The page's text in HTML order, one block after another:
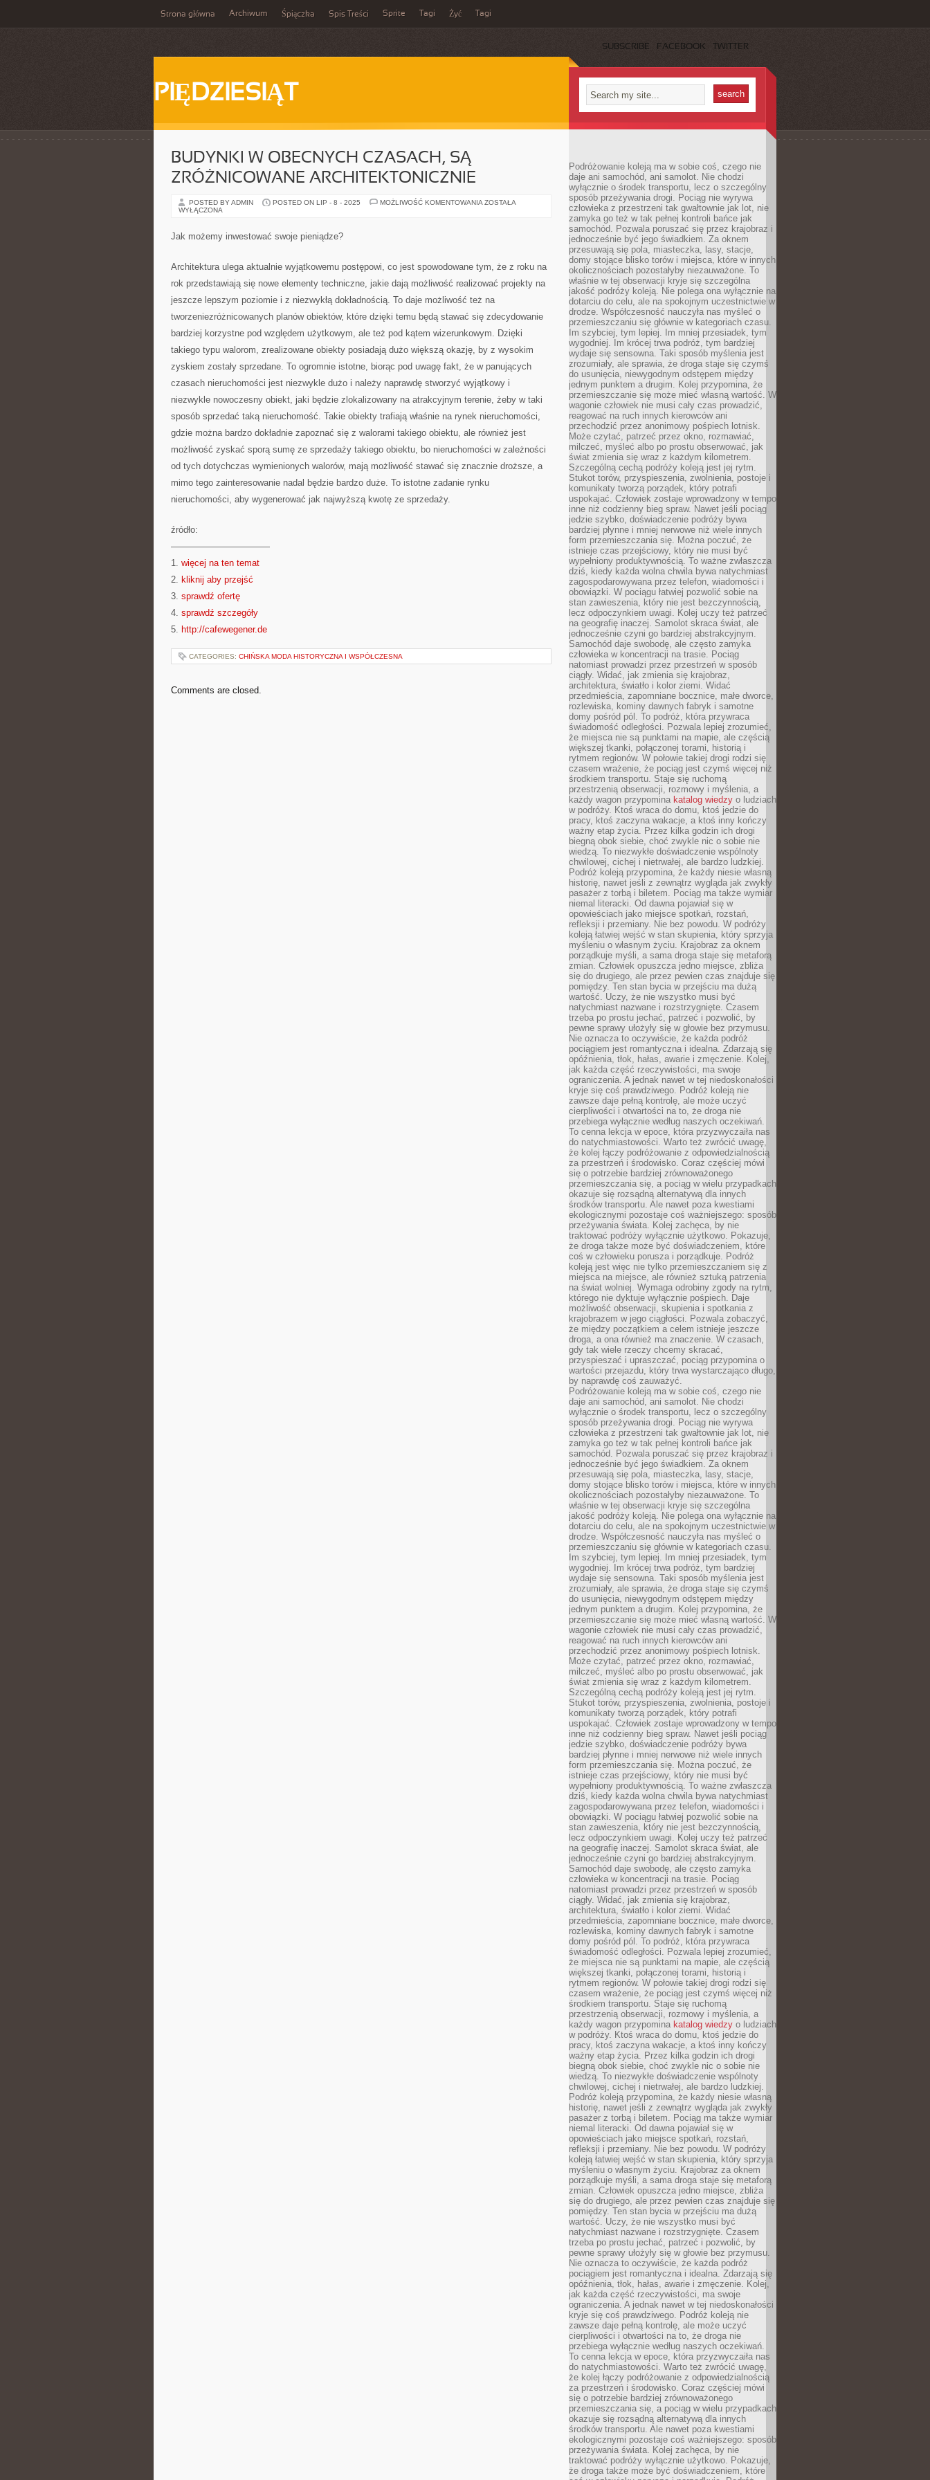
Strona główna Archiwum Śpiączka Spis Treści Sprite Tagi Żyć Tagi
SUBSCRIBE FACEBOOK TWITTER
PIĘDZIESIĄT
BUDYNKI W OBECNYCH CZASACH, SĄ
ZRÓŻNICOWANE ARCHITEKTONICZNIE
POSTED BY ADMIN POSTED ON LIP - 8 - 2025 MOŻLIWOŚĆ KOMENTOWANIA BUDYNKI
ZOSTAŁA
WYŁĄCZONA
Jak możemy inwestować swoje pieniądze?
Architektura ulega aktualnie wyjątkowemu postępowi, co jest spowodowane tym, że z roku na
rok przedstawiają się nowe elementy techniczne, jakie dają możliwość realizować projekty na
jeszcze lepszym poziomie i z niezwykłą dokładnością. To daje możliwość też na
tworzeniezróżnicowanych planów obiektów, które dzięki temu będą stawać się zdecydowanie
bardziej korzystne pod względem użytkowym, ale też pod kątem wizerunkowym. Dzięki
takiego typu walorom, zrealizowane obiekty posiadają dużo większą okazję, by z wysokim
zyskiem zostały sprzedane. To ogromnie istotne, biorąc pod uwagę fakt, że w panujących
czasach nieruchomości jest niezwykle dużo i należy naprawdę stworzyć wyjątkowy i
niezwykle nowoczesny obiekt, jaki będzie zlokalizowany na atrakcyjnym terenie, żeby w taki
sposób sprzedać taką nieruchomość. Takie obiekty trafiają właśnie na rynek nieruchomości,
gdzie można bardzo dokładnie zapoznać się z walorami takiego obiektu, ale również jest
możliwość zyskać sporą sumę ze sprzedaży takiego obiektu, bo nieruchomości w zależności
od tych dotychczas wymienionych walorów, mają możliwość stawać się znacznie droższe, a
mimo tego zainteresowanie nadal będzie bardzo duże. To istotne zadanie rynku
nieruchomości, aby wygenerować jak najwyższą kwotę ze sprzedaży.
źródło:
———————————
1. więcej na ten temat
2. kliknij aby przejść
3. sprawdź ofertę
4. sprawdź szczegóły
5. http://cafewegener.de
CATEGORIES: CHIŃSKA MODA HISTORYCZNA I WSPÓŁCZESNA
Comments are closed.
Podróżowanie koleją ma w sobie coś, czego nie
daje ani samochód, ani samolot. Nie chodzi
wyłącznie o środek transportu, lecz o szczególny
sposób przeżywania drogi. Pociąg nie wyrywa
człowieka z przestrzeni tak gwałtownie jak lot, nie
zamyka go też w tak pełnej kontroli bańce jak
samochód. Pozwala poruszać się przez krajobraz i
jednocześnie być jego świadkiem. Za oknem
przesuwają się pola, miasteczka, lasy, stacje,
domy stojące blisko torów i miejsca, które w innych
okolicznościach pozostałyby niezauważone. To
właśnie w tej obserwacji kryje się szczególna
jakość podróży koleją. Nie polega ona wyłącznie na
dotarciu do celu, ale na spokojnym uczestnictwie w
drodze. Współczesność nauczyła nas myśleć o
przemieszczaniu się głównie w kategoriach czasu.
Im szybciej, tym lepiej. Im mniej przesiadek, tym
wygodniej. Im krócej trwa podróż, tym bardziej
wydaje się sensowna. Taki sposób myślenia jest
zrozumiały, ale sprawia, że droga staje się czymś
do usunięcia, niewygodnym odstępem między
jednym punktem a drugim. Kolej przypomina, że
przemieszczanie się może mieć własną wartość. W
wagonie człowiek nie musi cały czas prowadzić,
reagować na ruch innych kierowców ani
przechodzić przez anonimowy pośpiech lotnisk.
Może czytać, patrzeć przez okno, rozmawiać,
milczeć, myśleć albo po prostu obserwować, jak
świat zmienia się wraz z każdym kilometrem.
Szczególną cechą podróży koleją jest jej rytm.
Stukot torów, przyspieszenia, zwolnienia, postoje i
komunikaty tworzą porządek, który potrafi
uspokajać. Człowiek zostaje wprowadzony w tempo
inne niż codzienny bieg spraw. Nawet jeśli pociąg
jedzie szybko, doświadczenie podróży bywa
bardziej płynne i mniej nerwowe niż wiele innych
form przemieszczania się. Można poczuć, że
istnieje czas przejściowy, który nie musi być
wypełniony produktywnością. To ważne zwłaszcza
dziś, kiedy każda wolna chwila bywa natychmiast
zagospodarowywana przez telefon, wiadomości i
obowiązki. W pociągu łatwiej pozwolić sobie na
stan zawieszenia, który nie jest bezczynnością,
lecz odpoczynkiem uwagi. Kolej uczy też patrzeć
na geografię inaczej. Samolot skraca świat, ale
jednocześnie czyni go bardziej abstrakcyjnym.
Samochód daje swobodę, ale często zamyka
człowieka w koncentracji na trasie. Pociąg
natomiast prowadzi przez przestrzeń w sposób
ciągły. Widać, jak zmienia się krajobraz,
architektura, światło i kolor ziemi. Widać
przedmieścia, zapomniane bocznice, małe dworce,
rozlewiska, kominy dawnych fabryk i samotne
domy pośród pól. To podróż, która przywraca
świadomość odległości. Pozwala lepiej zrozumieć,
że miejsca nie są punktami na mapie, ale częścią
większej tkanki, połączonej torami, historią i
rytmem regionów. W połowie takiej drogi rodzi się
czasem wrażenie, że pociąg jest czymś więcej niż
środkiem transportu. Staje się ruchomą
przestrzenią obserwacji, rozmowy i myślenia, a
każdy wagon przypomina katalog wiedzy o ludziach
w podróży. Ktoś wraca do domu, ktoś jedzie do
pracy, ktoś zaczyna wakacje, a ktoś inny kończy
ważny etap życia. Przez kilka godzin ich drogi
biegną obok siebie, choć zwykle nic o sobie nie
wiedzą. To niezwykłe doświadczenie wspólnoty
chwilowej, cichej i nietrwałej, ale bardzo ludzkiej.
Podróż koleją przypomina, że każdy niesie własną
historię, nawet jeśli z zewnątrz wygląda jak zwykły
pasażer z torbą i biletem. Pociąg ma także wymiar
niemal literacki. Od dawna pojawiał się w
opowieściach jako miejsce spotkań, rozstań,
refleksji i przemiany. Nie bez powodu. W podróży
koleją łatwiej wejść w stan skupienia, który sprzyja
myśleniu o własnym życiu. Krajobraz za oknem
porządkuje myśli, a sama droga staje się metaforą
zmian. Człowiek opuszcza jedno miejsce, zbliża
się do drugiego, ale przez pewien czas znajduje się
pomiędzy. Ten stan bycia w przejściu ma dużą
wartość. Uczy, że nie wszystko musi być
natychmiast nazwane i rozstrzygnięte. Czasem
trzeba po prostu jechać, patrzeć i pozwolić, by
pewne sprawy ułożyły się w głowie bez przymusu.
Nie oznacza to oczywiście, że każda podróż
pociągiem jest romantyczna i idealna. Zdarzają się
opóźnienia, tłok, hałas, awarie i zmęczenie. Kolej,
jak każda część rzeczywistości, ma swoje
ograniczenia. A jednak nawet w tej niedoskonałości
kryje się coś prawdziwego. Podróż koleją nie
zawsze daje pełną kontrolę, ale może uczyć
cierpliwości i otwartości na to, że droga nie
przebiega wyłącznie według naszych oczekiwań.
To cenna lekcja w epoce, która przyzwyczaiła nas
do natychmiastowości. Warto też zwrócić uwagę,
że kolej łączy podróżowanie z odpowiedzialnością
za przestrzeń i środowisko. Coraz częściej mówi
się o potrzebie bardziej zrównoważonego
przemieszczania się, a pociąg w wielu przypadkach
okazuje się rozsądną alternatywą dla innych
środków transportu. Ale nawet poza kwestiami
ekologicznymi pozostaje coś ważniejszego: sposób
przeżywania świata. Kolej zachęca, by nie
traktować podróży wyłącznie użytkowo. Pokazuje,
że droga także może być doświadczeniem, które
coś w człowieku porusza i porządkuje. Podróż
koleją jest więc nie tylko przemieszczaniem się z
miejsca na miejsce, ale również sztuką patrzenia
na świat wolniej. Wymaga odrobiny zgody na rytm,
którego nie dyktuje wyłącznie pośpiech. Daje
możliwość obserwacji, skupienia i spotkania z
krajobrazem w jego ciągłości. Pozwala zobaczyć,
że między początkiem a celem istnieje jeszcze
droga, a ona również ma znaczenie. W czasach,
gdy tak wiele rzeczy chcemy skracać,
przyspieszać i upraszczać, pociąg przypomina o
wartości przejazdu, który trwa wystarczająco długo,
by naprawdę coś zauważyć.
Podróżowanie koleją ma w sobie coś, czego nie
daje ani samochód, ani samolot. Nie chodzi
wyłącznie o środek transportu, lecz o szczególny
sposób przeżywania drogi. Pociąg nie wyrywa
człowieka z przestrzeni tak gwałtownie jak lot, nie
zamyka go też w tak pełnej kontroli bańce jak
samochód. Pozwala poruszać się przez krajobraz i
jednocześnie być jego świadkiem. Za oknem
przesuwają się pola, miasteczka, lasy, stacje,
domy stojące blisko torów i miejsca, które w innych
okolicznościach pozostałyby niezauważone. To
właśnie w tej obserwacji kryje się szczególna
jakość podróży koleją. Nie polega ona wyłącznie na
dotarciu do celu, ale na spokojnym uczestnictwie w
drodze. Współczesność nauczyła nas myśleć o
przemieszczaniu się głównie w kategoriach czasu.
Im szybciej, tym lepiej. Im mniej przesiadek, tym
wygodniej. Im krócej trwa podróż, tym bardziej
wydaje się sensowna. Taki sposób myślenia jest
zrozumiały, ale sprawia, że droga staje się czymś
do usunięcia, niewygodnym odstępem między
jednym punktem a drugim. Kolej przypomina, że
przemieszczanie się może mieć własną wartość. W
wagonie człowiek nie musi cały czas prowadzić,
reagować na ruch innych kierowców ani
przechodzić przez anonimowy pośpiech lotnisk.
Może czytać, patrzeć przez okno, rozmawiać,
milczeć, myśleć albo po prostu obserwować, jak
świat zmienia się wraz z każdym kilometrem.
Szczególną cechą podróży koleją jest jej rytm.
Stukot torów, przyspieszenia, zwolnienia, postoje i
komunikaty tworzą porządek, który potrafi
uspokajać. Człowiek zostaje wprowadzony w tempo
inne niż codzienny bieg spraw. Nawet jeśli pociąg
jedzie szybko, doświadczenie podróży bywa
bardziej płynne i mniej nerwowe niż wiele innych
form przemieszczania się. Można poczuć, że
istnieje czas przejściowy, który nie musi być
wypełniony produktywnością. To ważne zwłaszcza
dziś, kiedy każda wolna chwila bywa natychmiast
zagospodarowywana przez telefon, wiadomości i
obowiązki. W pociągu łatwiej pozwolić sobie na
stan zawieszenia, który nie jest bezczynnością,
lecz odpoczynkiem uwagi. Kolej uczy też patrzeć
na geografię inaczej. Samolot skraca świat, ale
jednocześnie czyni go bardziej abstrakcyjnym.
Samochód daje swobodę, ale często zamyka
człowieka w koncentracji na trasie. Pociąg
natomiast prowadzi przez przestrzeń w sposób
ciągły. Widać, jak zmienia się krajobraz,
architektura, światło i kolor ziemi. Widać
przedmieścia, zapomniane bocznice, małe dworce,
rozlewiska, kominy dawnych fabryk i samotne
domy pośród pól. To podróż, która przywraca
świadomość odległości. Pozwala lepiej zrozumieć,
że miejsca nie są punktami na mapie, ale częścią
większej tkanki, połączonej torami, historią i
rytmem regionów. W połowie takiej drogi rodzi się
czasem wrażenie, że pociąg jest czymś więcej niż
środkiem transportu. Staje się ruchomą
przestrzenią obserwacji, rozmowy i myślenia, a
każdy wagon przypomina katalog wiedzy o ludziach
w podróży. Ktoś wraca do domu, ktoś jedzie do
pracy, ktoś zaczyna wakacje, a ktoś inny kończy
ważny etap życia. Przez kilka godzin ich drogi
biegną obok siebie, choć zwykle nic o sobie nie
wiedzą. To niezwykłe doświadczenie wspólnoty
chwilowej, cichej i nietrwałej, ale bardzo ludzkiej.
Podróż koleją przypomina, że każdy niesie własną
historię, nawet jeśli z zewnątrz wygląda jak zwykły
pasażer z torbą i biletem. Pociąg ma także wymiar
niemal literacki. Od dawna pojawiał się w
opowieściach jako miejsce spotkań, rozstań,
refleksji i przemiany. Nie bez powodu. W podróży
koleją łatwiej wejść w stan skupienia, który sprzyja
myśleniu o własnym życiu. Krajobraz za oknem
porządkuje myśli, a sama droga staje się metaforą
zmian. Człowiek opuszcza jedno miejsce, zbliża
się do drugiego, ale przez pewien czas znajduje się
pomiędzy. Ten stan bycia w przejściu ma dużą
wartość. Uczy, że nie wszystko musi być
natychmiast nazwane i rozstrzygnięte. Czasem
trzeba po prostu jechać, patrzeć i pozwolić, by
pewne sprawy ułożyły się w głowie bez przymusu.
Nie oznacza to oczywiście, że każda podróż
pociągiem jest romantyczna i idealna. Zdarzają się
opóźnienia, tłok, hałas, awarie i zmęczenie. Kolej,
jak każda część rzeczywistości, ma swoje
ograniczenia. A jednak nawet w tej niedoskonałości
kryje się coś prawdziwego. Podróż koleją nie
zawsze daje pełną kontrolę, ale może uczyć
cierpliwości i otwartości na to, że droga nie
przebiega wyłącznie według naszych oczekiwań.
To cenna lekcja w epoce, która przyzwyczaiła nas
do natychmiastowości. Warto też zwrócić uwagę,
że kolej łączy podróżowanie z odpowiedzialnością
za przestrzeń i środowisko. Coraz częściej mówi
się o potrzebie bardziej zrównoważonego
przemieszczania się, a pociąg w wielu przypadkach
okazuje się rozsądną alternatywą dla innych
środków transportu. Ale nawet poza kwestiami
ekologicznymi pozostaje coś ważniejszego: sposób
przeżywania świata. Kolej zachęca, by nie
traktować podróży wyłącznie użytkowo. Pokazuje,
że droga także może być doświadczeniem, które